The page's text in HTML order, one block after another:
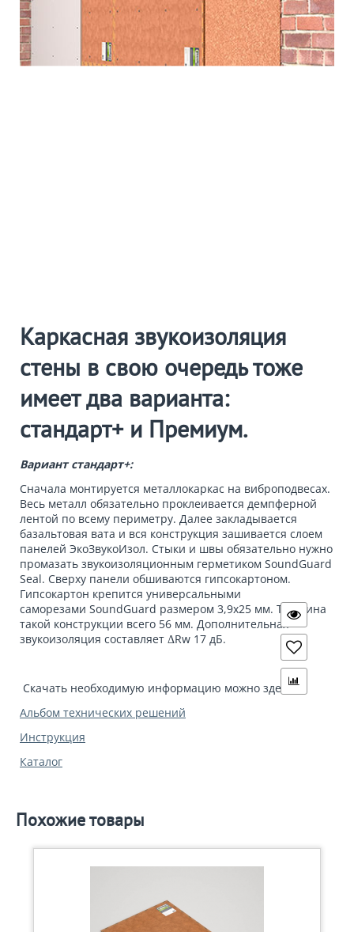
Каркасная звукоизоляция
стены в свою очередь тоже
имеет два варианта:
cтандарт+ и Премиум.
Вариант стандарт+:
Сначала монтируется металлокаркас на виброподвесах.
Весь металл обязательно проклеивается демпферной
лентой по всему периметру. Далее закладывается
базальтовая вата и вся конструкция зашивается слоем
панелей ЭкоЗвукоИзол. Стыки и швы обязательно нужно
промазать звукоизоляционным герметиком SoundGuard
Seal. Сверху панели обшиваются гипсокартоном.
Гипсокартон крепится универсальными
саморезами SoundGuard размером 3,9x25 мм. Толщина
такой конструкции всего 56 мм. Дополнительная
звукоизоляция составляет ΔRw 17 дБ.
Скачать необходимую информацию можно здесь:
Альбом технических решений
Инструкция
Каталог
Похожие товары